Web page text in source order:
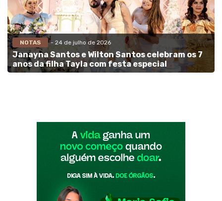
NOTAS - 24 de julho de 2026
Janayna Santos e Wilton Santos celebram os 7
anos da filha Tayla com festa especial